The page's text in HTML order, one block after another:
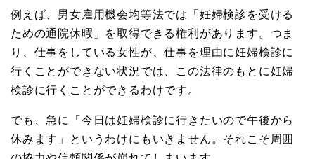
例えば、男女雇用機会均等法では「妊婦検診を受ける
ための通院休暇」を取得できる権利があります。つま
り、仕事をしている女性が、仕事を理由に妊婦検診に
行くことができない状況では、この法律のもとに妊婦
検診に行くことができるわけです。
でも、急に「今日は妊婦検診に行きたいので午後から
休みます」というわけにもいきません。それこそ周囲